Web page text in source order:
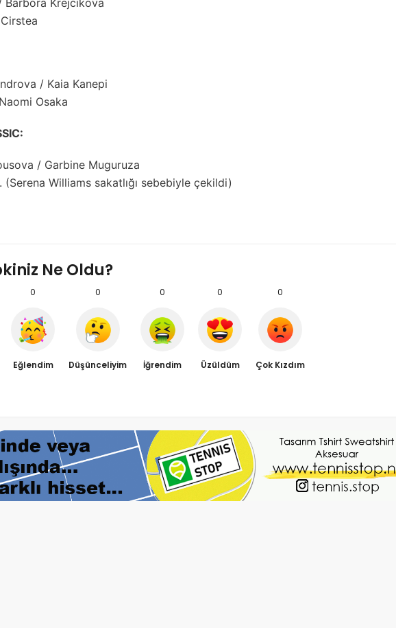
/ Kaia Kanepi
Osaka
/ Garbine Muguruza
Williams sakatlığı sebebiyle çekildi)
Ne Oldu?
0
Eğlendim
0
Düşünceliyim
0
İğrendim
0
Üzüldüm
0
Çok Kızdım